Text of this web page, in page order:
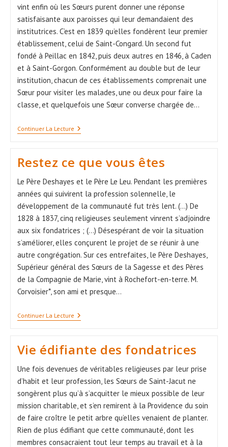
vint enfin où les Sœurs purent donner une réponse
satisfaisante aux paroisses qui leur demandaient des
institutrices. C’est en 1839 qu’elles fondèrent leur premier
établissement, celui de Saint-Congard. Un second fut
fondé à Peillac en 1842, puis deux autres en 1846, à Caden
et à Saint-Gorgon. Conformément au double but de leur
institution, chacun de ces établissements comprenait une
Sœur pour visiter les malades, une ou deux pour faire la
classe, et quelquefois une Sœur converse chargée de…
Continuer La LecturePremières
Fondations
Restez ce que vous êtes
Le Père Deshayes et le Père Le Leu. Pendant les premières
années qui suivirent la profession solennelle, le
développement de la communauté fut très lent. (...) De
1828 à 1837, cinq religieuses seulement vinrent s’adjoindre
aux six fondatrices ; (...) Désespérant de voir la situation
s’améliorer, elles conçurent le projet de se réunir à une
autre congrégation. Sur ces entrefaites, le Père Deshayes,
Supérieur général des Sœurs de la Sagesse et des Pères
de la Compagnie de Marie, vint à Rochefort-en-terre. M.
Corvoisier*, son ami et presque…
Continuer La LectureRestez
Ce
Êtes
Vie édifiante des fondatrices
Une fois devenues de véritables religieuses par leur prise
d’habit et leur profession, les Sœurs de Saint-Jacut ne
songèrent plus qu’à s’acquitter le mieux possible de leur
mission charitable, et s’en remirent à la Providence du soin
de faire croître le petit arbre qu’elles venaient de planter.
Rien de plus édifiant que cette communauté, dont les
membres consacraient tout leur temps au travail et à la